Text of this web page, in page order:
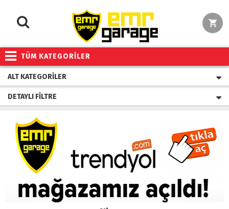
TÜM KATEGORİLER
ALT KATEGORILER
DETAYLI FILTRE